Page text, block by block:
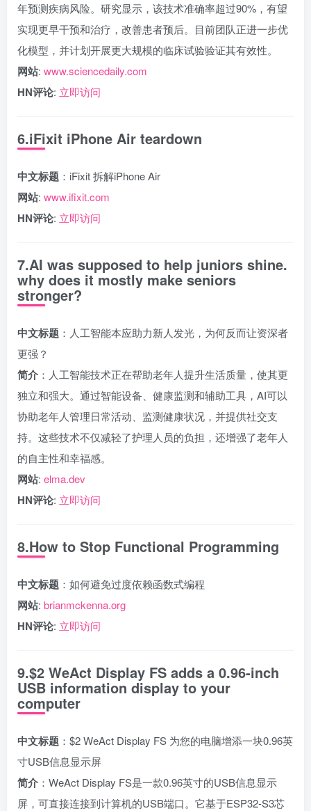
年预测疾病风险。研究显示，该技术准确率超过90%，有望
实现更早干预和治疗，改善患者预后。目前团队正进一步优
化模型，并计划开展更大规模的临床试验验证其有效性。
网站: www.sciencedaily.com
HN评论: 立即访问
6.iFixit iPhone Air teardown
中文标题 ：iFixit 拆解iPhone Air
网站: www.ifixit.com
HN评论: 立即访问
7.AI was supposed to help juniors shine.
why does it mostly make seniors
stronger?
中文标题 ：人工智能本应助力新人发光，为何反而让资深者
更强？
简介 ：人工智能技术正在帮助老年人提升生活质量，使其更
独立和强大。通过智能设备、健康监测和辅助工具，AI可以
协助老年人管理日常活动、监测健康状况，并提供社交支
持。这些技术不仅减轻了护理人员的负担，还增强了老年人
的自主性和幸福感。
网站: elma.dev
HN评论: 立即访问
8.How to Stop Functional Programming
中文标题 ：如何避免过度依赖函数式编程
网站: brianmckenna.org
HN评论: 立即访问
9.$2 WeAct Display FS adds a 0.96-inch
USB information display to your
computer
中文标题 ：$2 WeAct Display FS 为您的电脑增添一块0.96英
寸USB信息显示屏
简介 ：WeAct Display FS是一款0.96英寸的USB信息显示
屏，可直接连接到计算机的USB端口。它基于ESP32-S3芯